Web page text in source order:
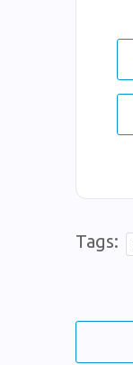
Tags: